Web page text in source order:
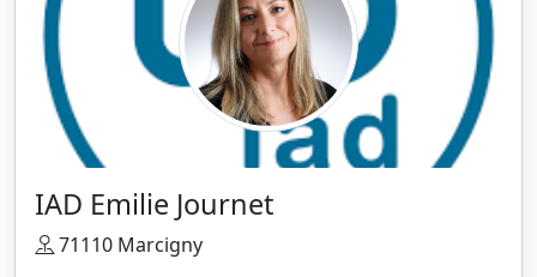
IAD Emilie Journet
71110 Marcigny